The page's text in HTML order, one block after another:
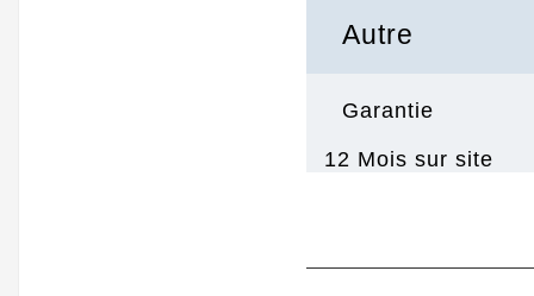
Autre
Garantie
12 Mois sur site